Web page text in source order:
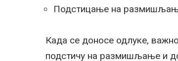
Подстицање на
Када се доносе одлуке,
подстичу на размишљање и